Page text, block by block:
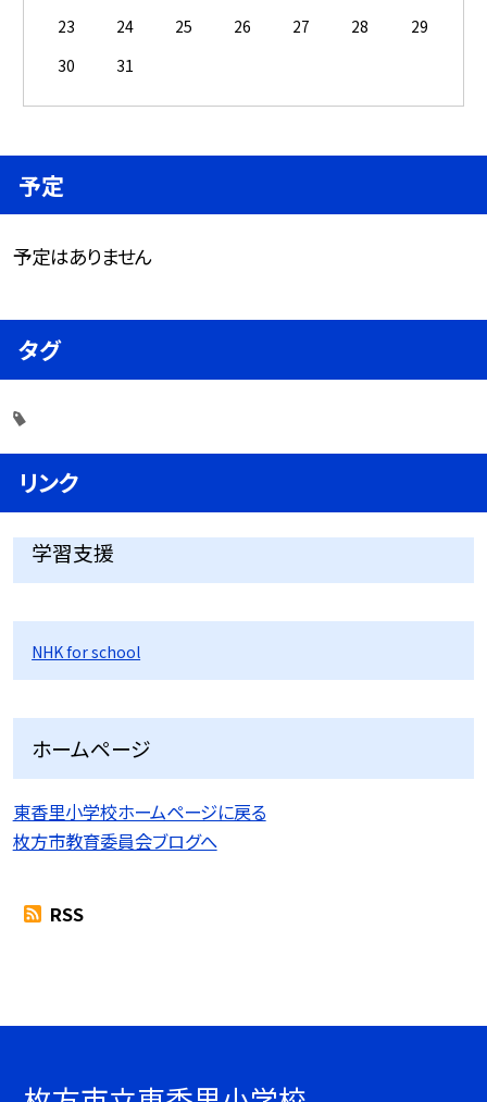
23
24 25 26 27 28
29
30
31
予定
予定はありません
タグ
リンク
学習支援
NHK for school
ホームページ
東香里小学校ホームページに戻る
枚方市教育委員会ブログへ
RSS